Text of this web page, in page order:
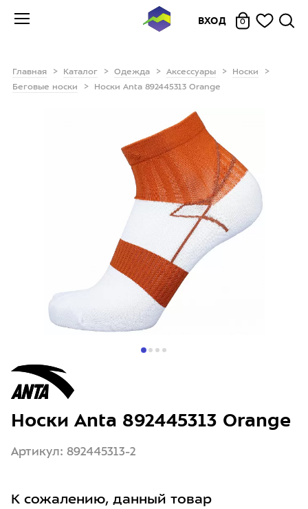
ВХОД 0
Главная Каталог Одежда Аксессуары
Носки
Беговые носки
Носки Anta 892445313 Orange
Носки Anta 892445313 Orange
Артикул: 892445313-2
К сожалению, данный товар